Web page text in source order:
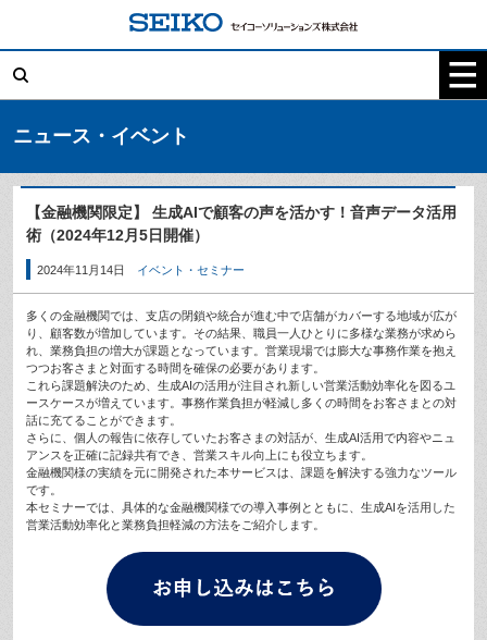
索:
ニュース・イベント
【金融機関限定】 生成AIで顧客の声を活かす！音声データ活用
術（2024年12月5日開催）
2024年11月14日 イベント・セミナー
多くの金融機関では、支店の閉鎖や統合が進む中で店舗がカバーする地域が広が
り、顧客数が増加しています。その結果、職員一人ひとりに多様な業務が求めら
れ、業務負担の増大が課題となっています。営業現場では膨大な事務作業を抱え
つつお客さまと対面する時間を確保の必要があります。
これら課題解決のため、生成AIの活用が注目され新しい営業活動効率化を図るユ
ースケースが増えています。事務作業負担が軽減し多くの時間をお客さまとの対
話に充てることができます。
さらに、個人の報告に依存していたお客さまの対話が、生成AI活用で内容やニュ
アンスを正確に記録共有でき、営業スキル向上にも役立ちます。
金融機関様の実績を元に開発された本サービスは、課題を解決する強力なツール
です。
本セミナーでは、具体的な金融機関様での導入事例とともに、生成AIを活用した
営業活動効率化と業務負担軽減の方法をご紹介します。